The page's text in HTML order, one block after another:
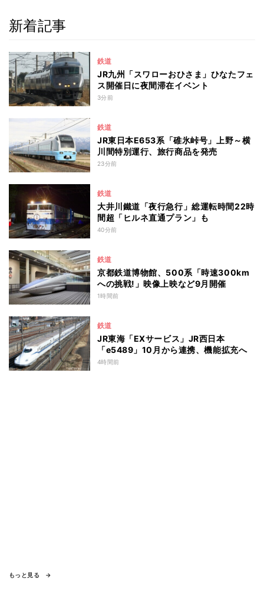
新着記事
鉄道
JR九州「スワローおひさま」ひなたフェ
ス開催日に夜間滞在イベント
3分前
鉄道
JR東日本E653系「碓氷峠号」上野～横
川間特別運行、旅行商品を発売
23分前
鉄道
大井川鐵道「夜行急行」総運転時間22時
間超「ヒルネ直通プラン」も
40分前
鉄道
京都鉄道博物館、500系「時速300km
への挑戦!」映像上映など9月開催
1時間前
鉄道
JR東海「EXサービス」JR西日本
「e5489」10月から連携、機能拡充へ
4時間前
もっと見る